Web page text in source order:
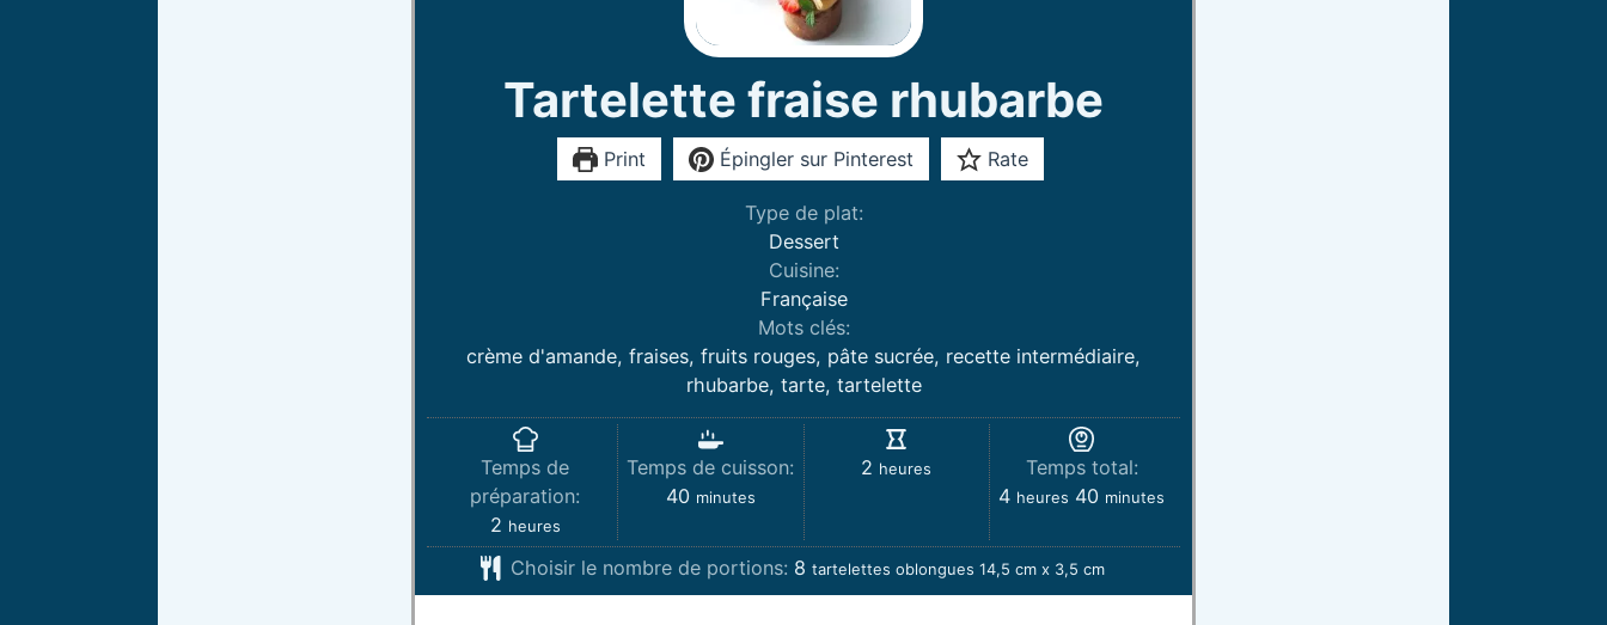
Tartelette fraise rhubarbe
Print Épingler sur Pinterest Rate
Type de plat:
Dessert
Cuisine:
Française
Mots clés:
crème d'amande, fraises, fruits rouges, pâte sucrée, recette intermédiaire,
rhubarbe, tarte, tartelette
Temps de
préparation:
2 heures
Temps de cuisson:
40 minutes
2 heures
Temps total:
4 heures 40 minutes
Choisir le nombre de portions: 8 tartelettes oblongues 14,5 cm x 3,5 cm